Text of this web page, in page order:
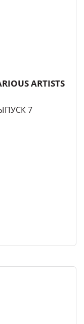
ARTISTS
7